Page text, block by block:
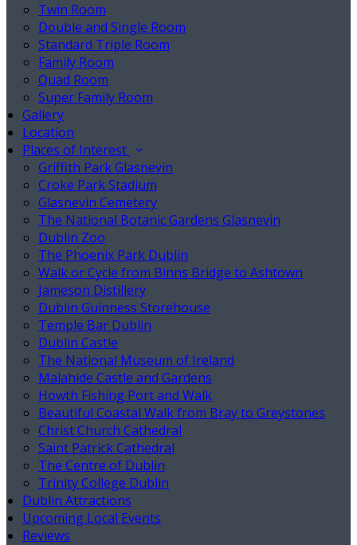
Twin Room
Double and Single Room
Standard Triple Room
Family Room
Quad Room
Super Family Room
Gallery
Location
Places of Interest
Griffith Park Glasnevin
Croke Park Stadium
Glasnevin Cemetery
The National Botanic Gardens Glasnevin
Dublin Zoo
The Phoenix Park Dublin
Walk or Cycle from Binns Bridge to Ashtown
Jameson Distillery
Dublin Guinness Storehouse
Temple Bar Dublin
Dublin Castle
The National Museum of Ireland
Malahide Castle and Gardens
Howth Fishing Port and Walk
Beautiful Coastal Walk from Bray to Greystones
Christ Church Cathedral
Saint Patrick Cathedral
The Centre of Dublin
Trinity College Dublin
Dublin Attractions
Upcoming Local Events
Reviews